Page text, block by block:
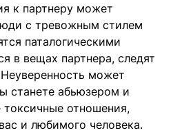
к партнеру может
с тревожным стилем
паталогическими
в вещах партнера, следят
может
станете абьюзером и
отношения,
и любимого человека.